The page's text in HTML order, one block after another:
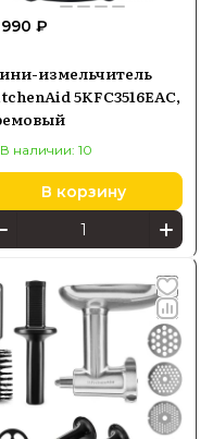
990 ₽
измельчитель
5KFC3516EAC,
В наличии: 10
В корзину